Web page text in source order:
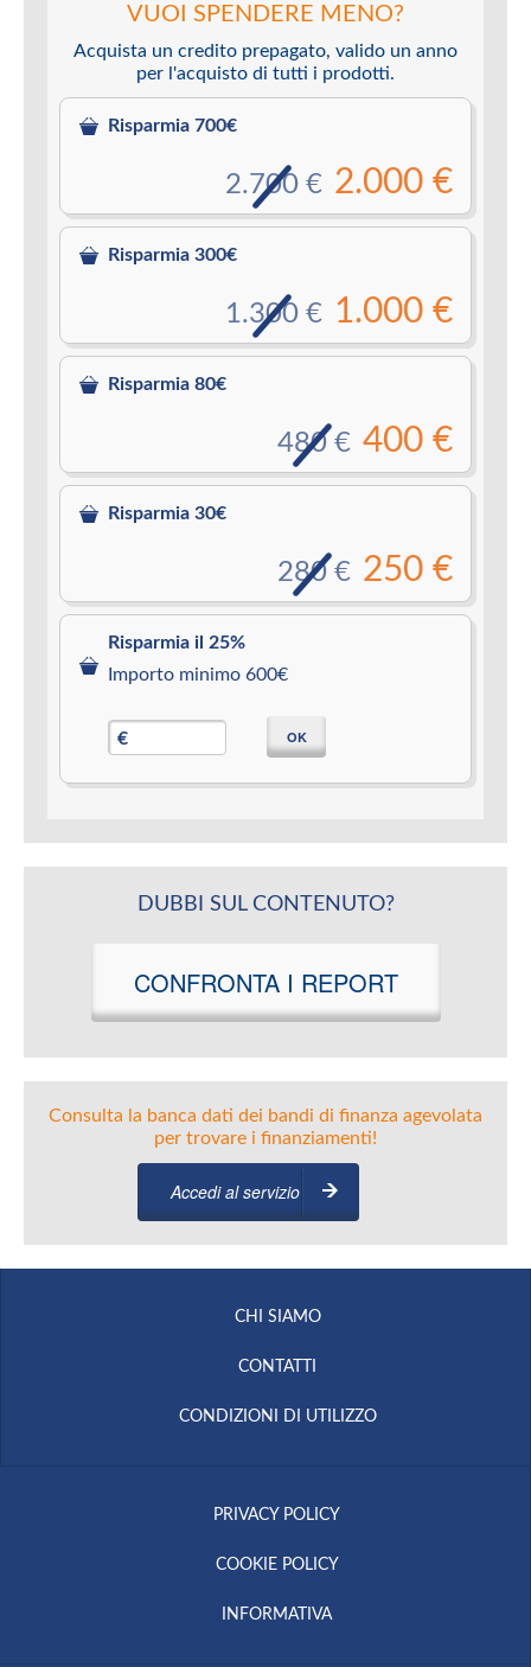
VUOI SPENDERE MENO?
Acquista un credito prepagato, valido un anno
per l'acquisto di tutti i prodotti.
Risparmia 700€
2.000 €
2.700 €
Risparmia 300€
1.000 €
1.300 €
Risparmia 80€
400 €
480 €
Risparmia 30€
250 €
280 €
Risparmia il 25%
Importo minimo 600€
€ OK
DUBBI SUL CONTENUTO?
CONFRONTA I REPORT
Consulta la banca dati dei bandi di finanza agevolata
per trovare i finanziamenti!
Accedi al servizio
CHI SIAMO
CONTATTI
CONDIZIONI DI UTILIZZO
PRIVACY POLICY
COOKIE POLICY
INFORMATIVA